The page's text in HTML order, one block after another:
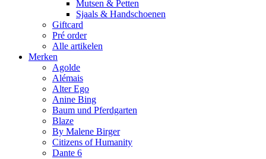
Mutsen & Petten
Sjaals & Handschoenen
Giftcard
Pré order
Alle artikelen
Merken
Agolde
Alémais
Alter Ego
Anine Bing
Baum und Pferdgarten
Blaze
By Malene Birger
Citizens of Humanity
Dante 6